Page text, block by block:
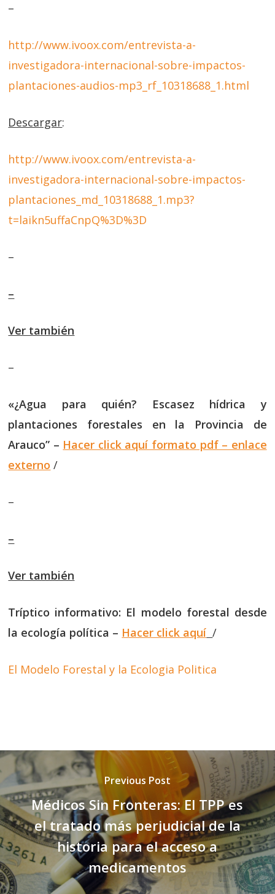
–
http://www.ivoox.com/entrevista-a-
investigadora-internacional-sobre-impactos-
plantaciones-audios-mp3_rf_10318688_1.html
Descargar:
http://www.ivoox.com/entrevista-a-
investigadora-internacional-sobre-impactos-
plantaciones_md_10318688_1.mp3?
t=laikn5uffaCnpQ%3D%3D
–
–
Ver también
–
«¿Agua para quién? Escasez hídrica y
plantaciones forestales en la Provincia de
Arauco” – Hacer click aquí formato pdf – enlace
externo /
–
–
Ver también
Tríptico informativo: El modelo forestal desde
la ecología política – Hacer click aquí /
El Modelo Forestal y la Ecologia Politica
Previous Post
Médicos Sin Fronteras: El TPP es
el tratado más perjudicial de la
historia para el acceso a
medicamentos